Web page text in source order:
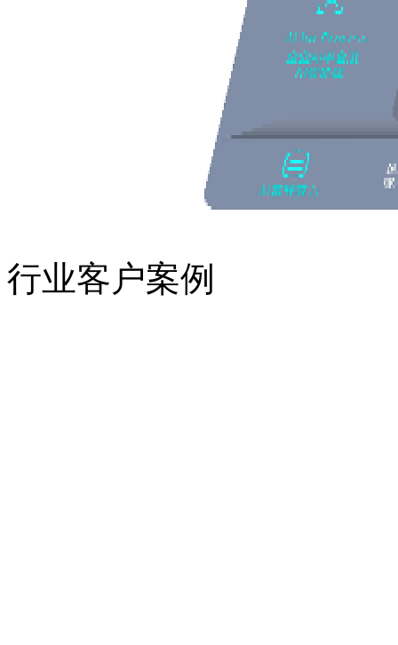
行业客户案例